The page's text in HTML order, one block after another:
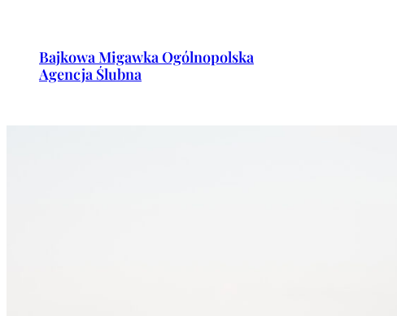
treściBajkowa Migawka Ogólnopolska
Agencja Ślubna